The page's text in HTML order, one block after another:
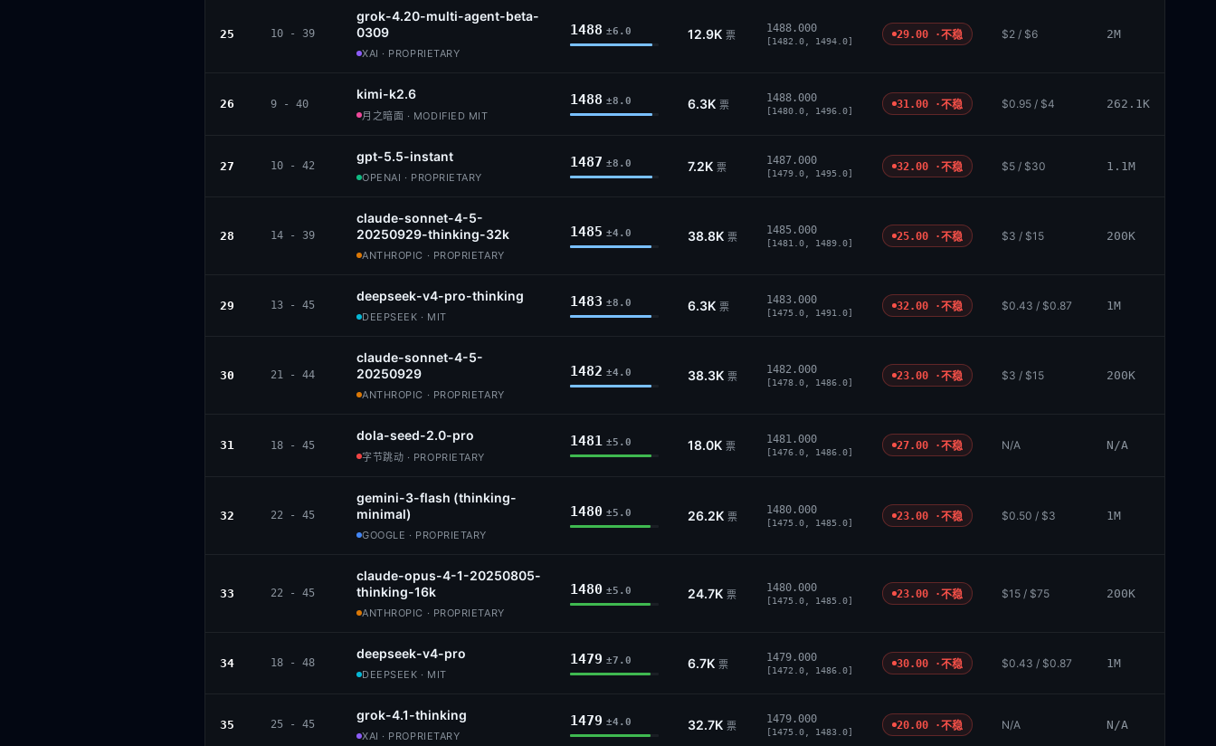
25 10 - 39
grok-4.20-multi-agent-beta-
0309
XAI · PROPRIETARY
1488 ±6.0 12.9K 票
1488.000
[1482.0, 1494.0]
29.00 ·不稳 $2 / $6 2M
26 9 - 40
kimi-k2.6
月之暗面 · MODIFIED MIT
1488 ±8.0 6.3K 票
1488.000
[1480.0, 1496.0]
31.00 ·不稳 $0.95 / $4 262.1K
27 10 - 42
gpt-5.5-instant
OPENAI · PROPRIETARY
1487 ±8.0 7.2K 票
1487.000
[1479.0, 1495.0]
32.00 ·不稳 $5 / $30 1.1M
28 14 - 39
claude-sonnet-4-5-
20250929-thinking-32k
ANTHROPIC · PROPRIETARY
1485 ±4.0 38.8K 票
1485.000
[1481.0, 1489.0]
25.00 ·不稳 $3 / $15 200K
29 13 - 45
deepseek-v4-pro-thinking
DEEPSEEK · MIT
1483 ±8.0 6.3K 票
1483.000
[1475.0, 1491.0]
32.00 ·不稳 $0.43 / $0.87 1M
30 21 - 44
claude-sonnet-4-5-
20250929
ANTHROPIC · PROPRIETARY
1482 ±4.0 38.3K 票
1482.000
[1478.0, 1486.0]
23.00 ·不稳 $3 / $15 200K
31 18 - 45
dola-seed-2.0-pro
字节跳动 · PROPRIETARY
1481 ±5.0 18.0K 票
1481.000
[1476.0, 1486.0]
27.00 ·不稳 N/A N/A
32 22 - 45
gemini-3-flash (thinking-
minimal)
GOOGLE · PROPRIETARY
1480 ±5.0 26.2K 票
1480.000
[1475.0, 1485.0]
23.00 ·不稳 $0.50 / $3 1M
33 22 - 45
claude-opus-4-1-20250805-
thinking-16k
ANTHROPIC · PROPRIETARY
1480 ±5.0 24.7K 票
1480.000
[1475.0, 1485.0]
23.00 ·不稳 $15 / $75 200K
34 18 - 48
deepseek-v4-pro
DEEPSEEK · MIT
1479 ±7.0 6.7K 票
1479.000
[1472.0, 1486.0]
30.00 ·不稳 $0.43 / $0.87 1M
35 25 - 45
grok-4.1-thinking
XAI · PROPRIETARY
1479 ±4.0 32.7K 票
1479.000
[1475.0, 1483.0]
20.00 ·不稳 N/A N/A